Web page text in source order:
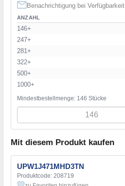
Benachrichtigung bei Verfügbarkeit
ANZAHL
146+
247+
281+
322+
500+
1000+
Mindestbestellmenge: 146 Stücke
Mit diesem Produkt kaufen
UPW1J471MHD3TN
Produktcode: 208719